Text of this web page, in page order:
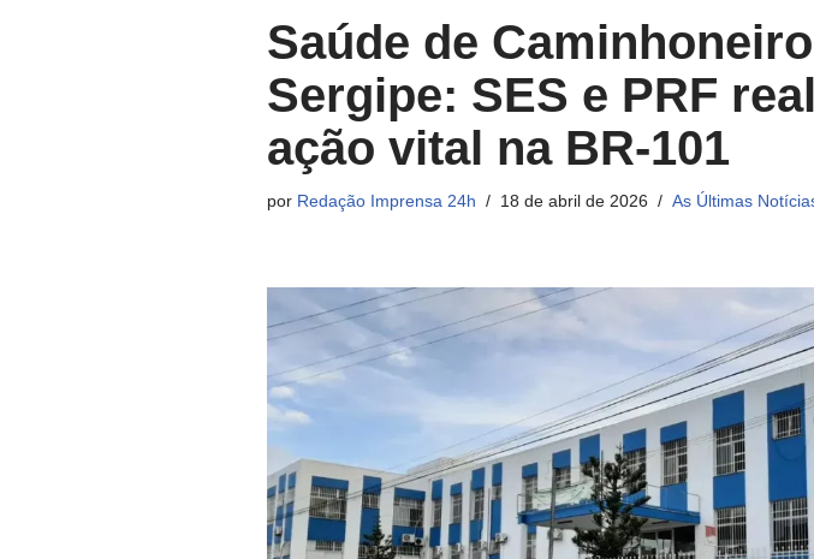
Saúde de
Sergipe: SES e PRF
ação vital na BR-101
por Redação Imprensa 24h 18 de abril de 2026 As Últimas